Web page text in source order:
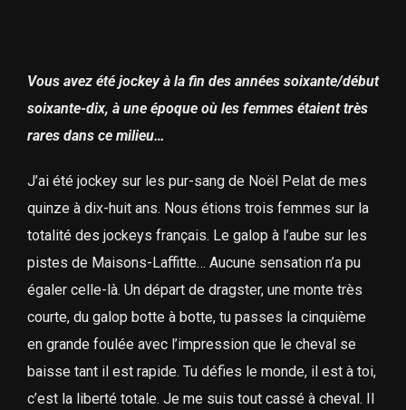
Vous avez été jockey à la fin des années soixante/début
soixante-dix, à une époque où les femmes étaient très
rares dans ce milieu…
J’ai été jockey sur les pur-sang de Noël Pelat de mes
quinze à dix-huit ans. Nous étions trois femmes sur la
totalité des jockeys français. Le galop à l’aube sur les
pistes de Maisons-Laffitte… Aucune sensation n’a pu
égaler celle-là. Un départ de dragster, une monte très
courte, du galop botte à botte, tu passes la cinquième
en grande foulée avec l’impression que le cheval se
baisse tant il est rapide. Tu défies le monde, il est à toi,
c’est la liberté totale. Je me suis tout cassé à cheval. Il